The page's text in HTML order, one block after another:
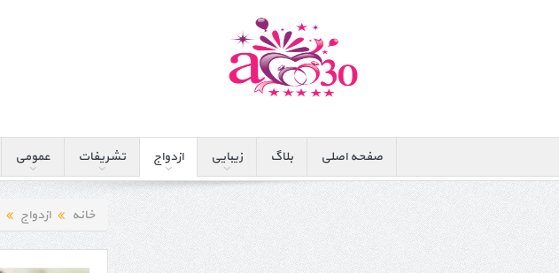
صفحه اصلی بلاگ زیبایی ازدواج تشریفات عمومی
خانه ازدواج